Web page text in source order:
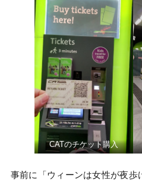
CATのチケット購入
事前に「ウィーンは女性が夜歩